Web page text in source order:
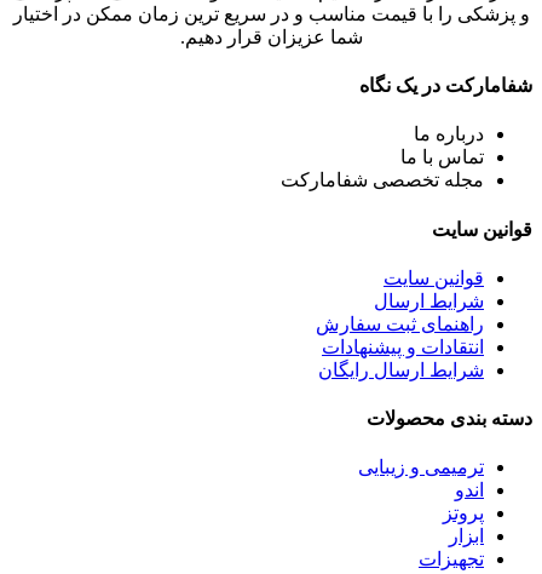
و پزشکی را با قیمت مناسب و در سریع ترین زمان ممکن در اختیار
شما عزیزان قرار دهیم.
شفامارکت در یک نگاه
درباره ما
تماس با ما
مجله تخصصی شفامارکت
قوانین سایت
قوانین سایت
شرایط ارسال
راهنمای ثبت سفارش
انتقادات و پیشنهادات
شرایط ارسال رایگان
دسته بندی محصولات
ترمیمی و زیبایی
اندو
پروتز
ابزار
تجهیزات